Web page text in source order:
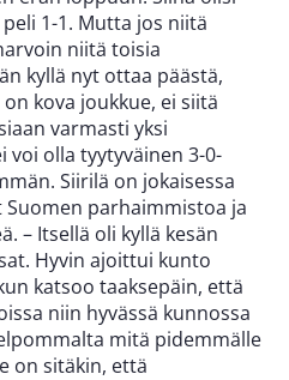
1-1. Mutta jos niitä
niitä toisia
kyllä nyt ottaa päästä,
kova joukkue, ei siitä
varmasti yksi
voi olla tyytyväinen 3-0-
Siirilä on jokaisessa
parhaimmistoa ja
– Itsellä oli kyllä kesän
Hyvin ajoittui kunto
katsoo taaksepäin, että
niin hyvässä kunnossa
mitä pidemmälle
on sitäkin, että